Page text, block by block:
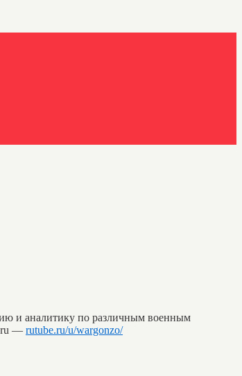
и аналитику по различным военным
— rutube.ru/u/wargonzo/